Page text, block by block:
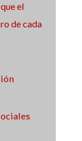
el
de cada